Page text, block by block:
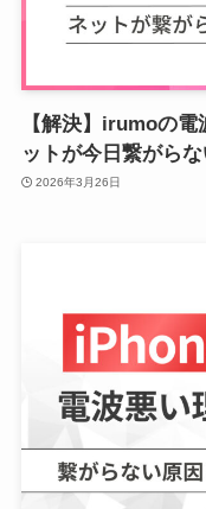
【解決】irumoの
ットが今日繋がら
2026年3月26日